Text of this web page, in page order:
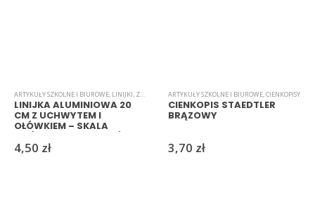
ARTYKUŁY SZKOLNE I BIUROWE, LINIJKI, ZESTAWY
LINIJKA ALUMINIOWA 20
CM Z UCHWYTEM I
OŁÓWKIEM – SKALA
4,50 zł
ARTYKUŁY SZKOLNE I BIUROWE,CIENKOPISY
CIENKOPIS STAEDTLER
BRĄZOWY
3,70 zł